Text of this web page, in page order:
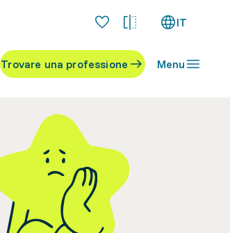
IT
Trovare una professione Menu